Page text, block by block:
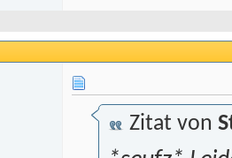
Zitat von